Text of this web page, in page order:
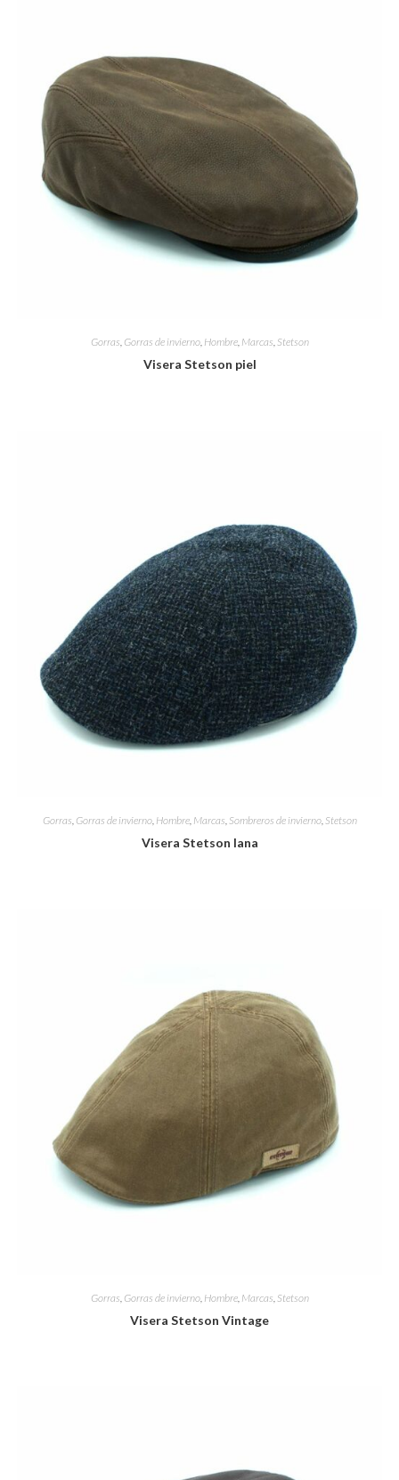
Gorras, Gorras de invierno, Hombre, Marcas, Stetson
Visera Stetson piel
Gorras Gorras de invierno, Hombre, Marcas Sombreros de invierno, Stetson
Visera Stetson lana
Gorras Gorras de invierno, Hombre, Marcas Stetson
Visera Stetson Vintage